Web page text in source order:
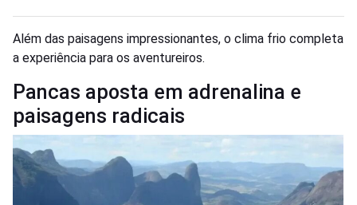
Além das paisagens impressionantes, o clima frio completa
a experiência para os aventureiros.
Pancas aposta em adrenalina e
paisagens radicais